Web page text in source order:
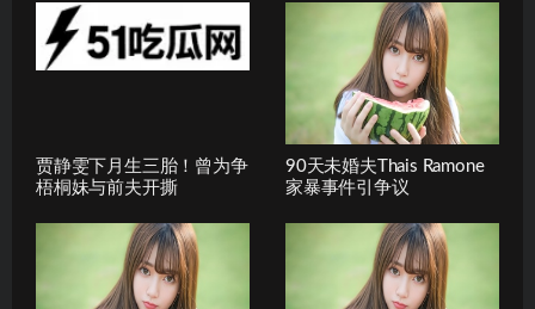
贾静雯下月生三胎！曾为争
梧桐妹与前夫开撕
90天未婚夫Thais Ramone
家暴事件引争议